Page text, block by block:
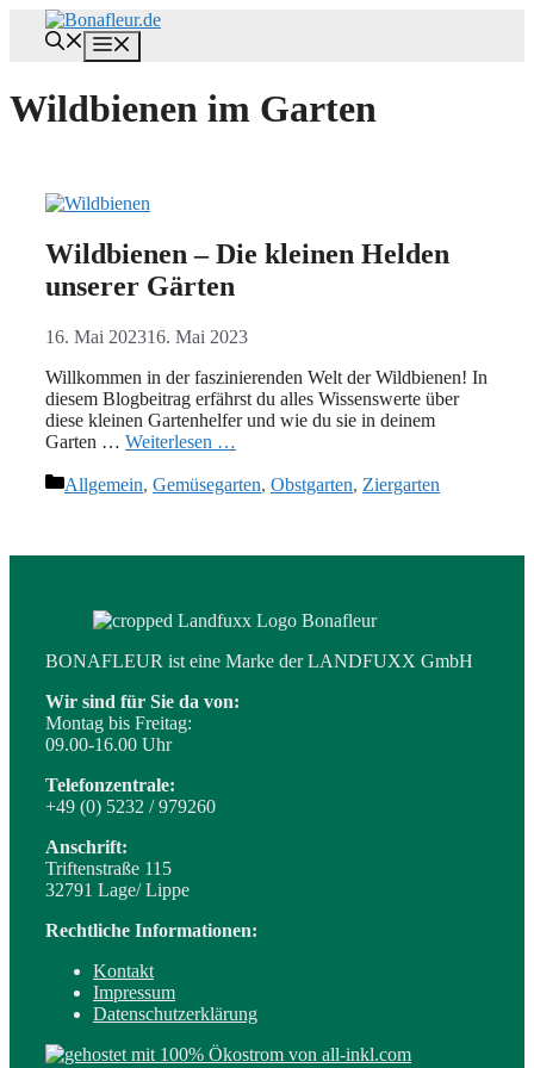
Inhalt
Wildbienen im Garten
Wildbienen – Die kleinen Helden
unserer Gärten
16. Mai 202316. Mai 2023
Willkommen in der faszinierenden Welt der Wildbienen! In
diesem Blogbeitrag erfährst du alles Wissenswerte über
diese kleinen Gartenhelfer und wie du sie in deinem
Garten … Weiterlesen …
Kategorien
Allgemein, Gemüsegarten, Obstgarten, Ziergarten
BONAFLEUR ist eine Marke der LANDFUXX GmbH
Wir sind für Sie da von:
Montag bis Freitag:
09.00-16.00 Uhr
Telefonzentrale:
+49 (0) 5232 / 979260
Anschrift:
Triftenstraße 115
32791 Lage/ Lippe
Rechtliche Informationen:
Kontakt
Impressum
Datenschutzerklärung